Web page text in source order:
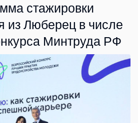
стажировки
из Люберец в числе
Минтруда РФ